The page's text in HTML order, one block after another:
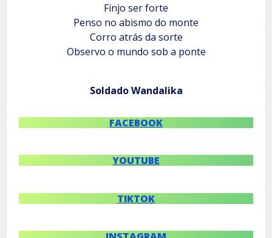
Finjo ser forte
Penso no abismo do monte
Corro atrás da sorte
Observo o mundo sob a ponte
Soldado Wandalika
FACEBOOK
YOUTUBE
TIKTOK